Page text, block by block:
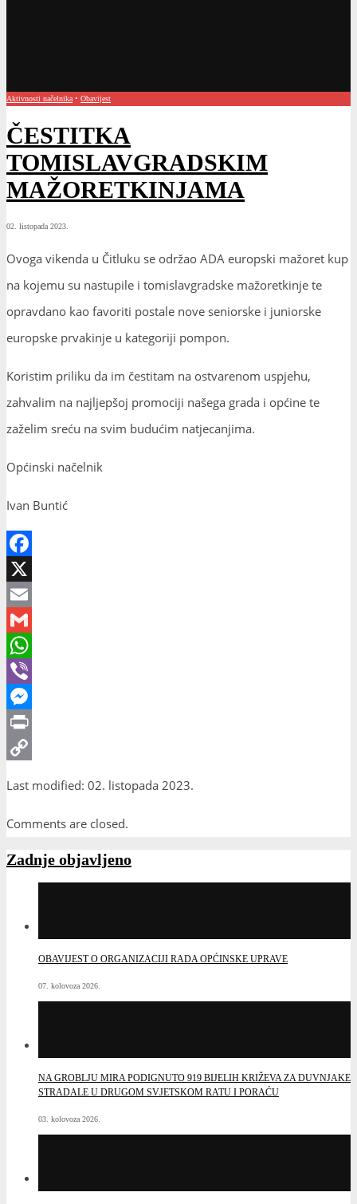
Aktivnosti načelnika • Obavijest
ČESTITKA
TOMISLAVGRADSKIM
MAŽORETKINJAMA
02. listopada 2023.
Ovoga vikenda u Čitluku se održao ADA europski mažoret kup
na kojemu su nastupile i tomislavgradske mažoretkinje te
opravdano kao favoriti postale nove seniorske i juniorske
europske prvakinje u kategoriji pompon.
Koristim priliku da im čestitam na ostvarenom uspjehu,
zahvalim na najljepšoj promociji našega grada i općine te
zaželim sreću na svim budućim natjecanjima.
Općinski načelnik
Ivan Buntić
Facebook
X
Email
Gmail
WhatsApp
Viber
Messenger
Print
Last modified: 02. listopada 2023.
Comments are closed.
Zadnje objavljeno
OBAVIJEST O ORGANIZACIJI RADA OPĆINSKE UPRAVE
07. kolovoza 2026.
NA GROBLJU MIRA PODIGNUTO 919 BIJELIH KRIŽEVA ZA DUVNJAKE
STRADALE U DRUGOM SVJETSKOM RATU I PORAĆU
03. kolovoza 2026.